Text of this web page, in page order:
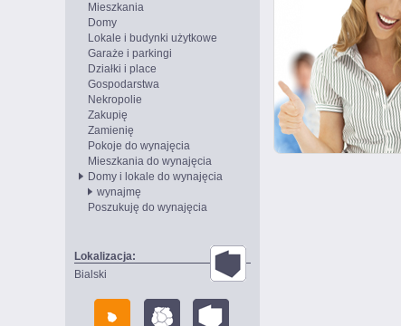
Mieszkania
Domy
Lokale i budynki użytkowe
Garaże i parkingi
Działki i place
Gospodarstwa
Nekropolie
Zakupię
Zamienię
Pokoje do wynajęcia
Mieszkania do wynajęcia
Domy i lokale do wynajęcia
wynajmę
Poszukuję do wynajęcia
Lokalizacja:
Bialski